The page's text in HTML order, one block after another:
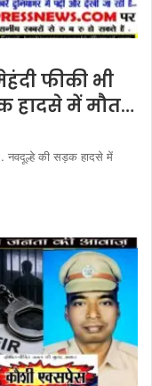
फीकी भी
हादसे में मौत…
नवदूल्हे की सड़क हादसे में